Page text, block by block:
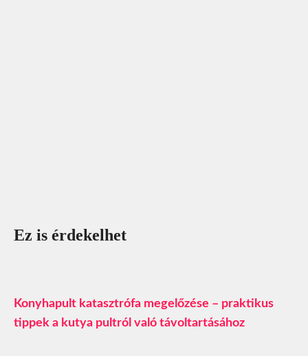
Ez is érdekelhet
Konyhapult katasztrófa megelőzése – praktikus
tippek a kutya pultról való távoltartásához